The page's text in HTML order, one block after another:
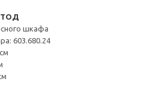
шкафа
603.680.24